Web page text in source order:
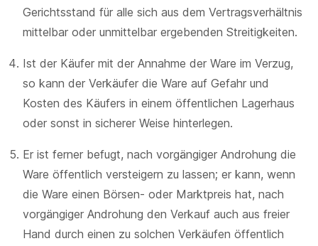
Gerichtsstand für alle sich aus dem Vertragsverhältnis
mittelbar oder unmittelbar ergebenden Streitigkeiten.
Ist der Käufer mit der Annahme der Ware im Verzug,
so kann der Verkäufer die Ware auf Gefahr und
Kosten des Käufers in einem öffentlichen Lagerhaus
oder sonst in sicherer Weise hinterlegen.
Er ist ferner befugt, nach vorgängiger Androhung die
Ware öffentlich versteigern zu lassen; er kann, wenn
die Ware einen Börsen- oder Marktpreis hat, nach
vorgängiger Androhung den Verkauf auch aus freier
Hand durch einen zu solchen Verkäufen öffentlich